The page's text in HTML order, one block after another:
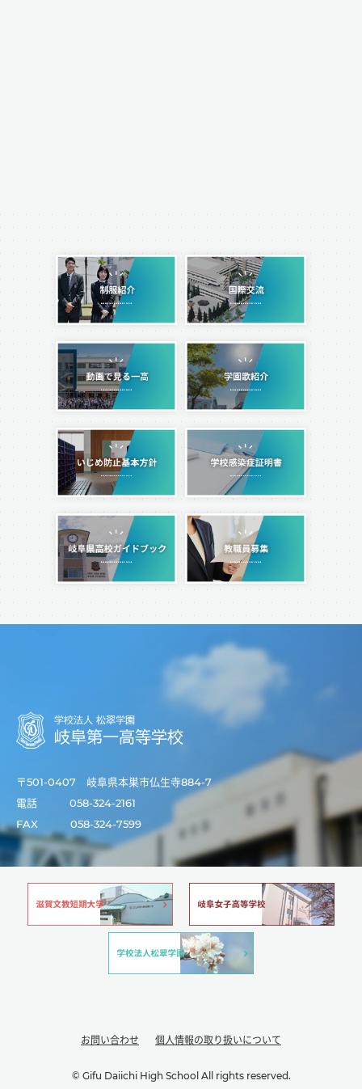
〒501-0407 岐阜県本巣市仏生寺884-7
電話
058-324-2161
FAX
058-324-7599
© Gifu Daiichi High School All rights reserved.
お問い合わせ 個人情報の取り扱いについて